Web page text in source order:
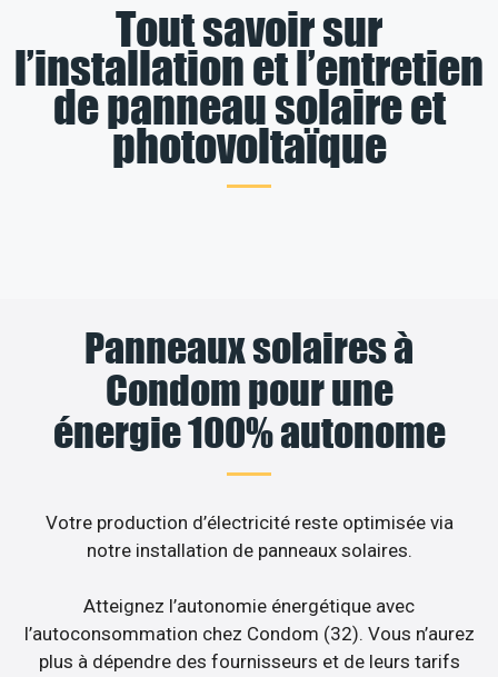
Tout savoir sur
l’installation et l’entretien
de panneau solaire et
photovoltaïque
Panneaux solaires à
Condom pour une
énergie 100% autonome
Votre production d’électricité reste optimisée via
notre installation de panneaux solaires.
Atteignez l’autonomie énergétique avec
l’autoconsommation chez Condom (32). Vous n’aurez
plus à dépendre des fournisseurs et de leurs tarifs